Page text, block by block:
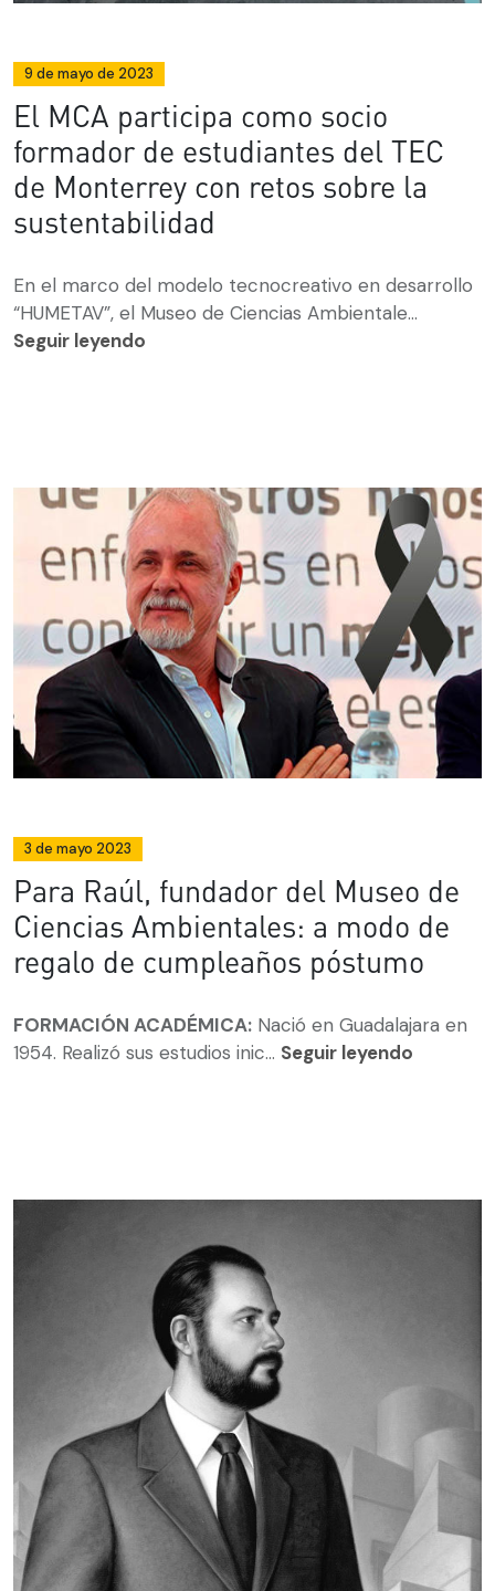
9 de mayo de 2023
El MCA participa como socio
formador de estudiantes del TEC
de Monterrey con retos sobre la
sustentabilidad
En el marco del modelo tecnocreativo en desarrollo
“HUMETAV”, el Museo de Ciencias Ambientale...
Seguir leyendo
3 de mayo 2023
Para Raúl, fundador del Museo de
Ciencias Ambientales: a modo de
regalo de cumpleaños póstumo
FORMACIÓN ACADÉMICA: Nació en Guadalajara en
1954. Realizó sus estudios inic... Seguir leyendo